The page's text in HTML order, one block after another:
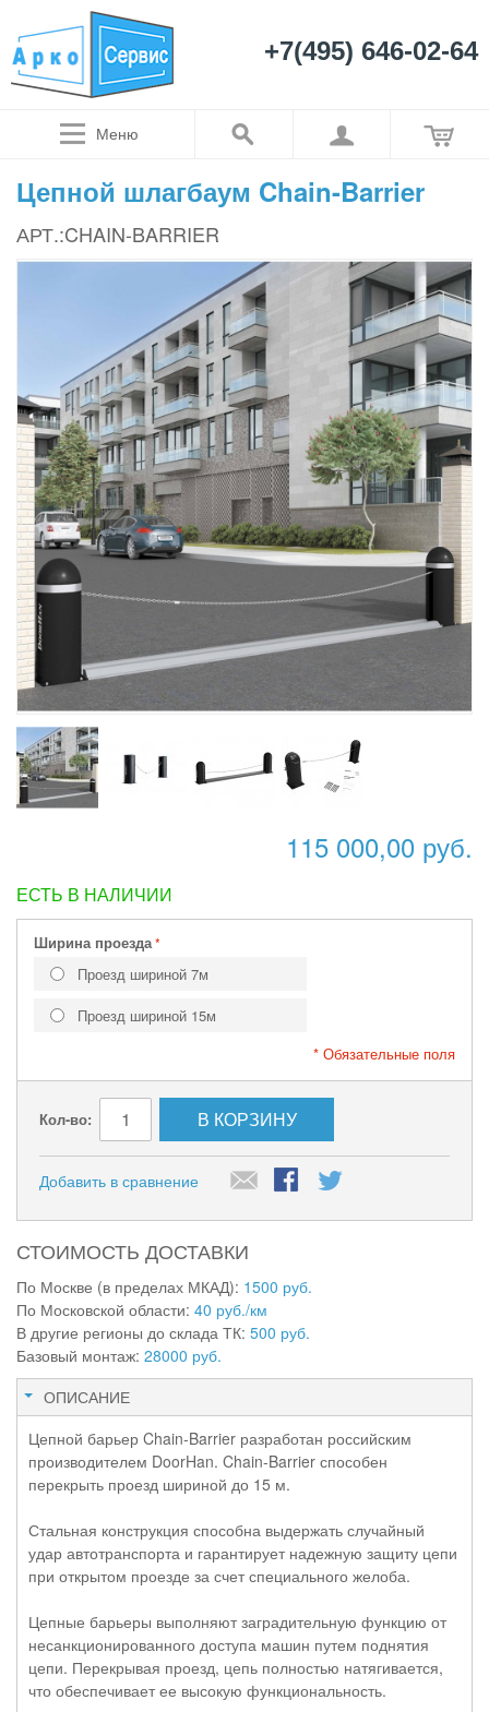
+7(495) 646-02-64
Меню
Цепной шлагбаум Chain-Barrier
АРТ.:CHAIN-BARRIER
115 000,00 руб.
ЕСТЬ В НАЛИЧИИ
Ширина проезда
Проезд шириной 7м
Проезд шириной 15м
* Обязательные поля
Кол-во: В КОРЗИНУ
Добавить в сравнение
СТОИМОСТЬ ДОСТАВКИ
По Москве (в пределах МКАД): 1500 руб.
По Московской области: 40 руб./км
В другие регионы до склада ТК: 500 руб.
Базовый монтаж: 28000 руб.
ОПИСАНИЕ
Цепной барьер Chain-Barrier разработан российским
производителем DoorHan. Chain-Barrier способен
перекрыть проезд шириной до 15 м.
Стальная конструкция способна выдержать случайный
удар автотранспорта и гарантирует надежную защиту цепи
при открытом проезде за счет специального желоба.
Цепные барьеры выполняют заградительную функцию от
несанкционированного доступа машин путем поднятия
цепи. Перекрывая проезд, цепь полностью натягивается,
что обеспечивает ее высокую функциональность.